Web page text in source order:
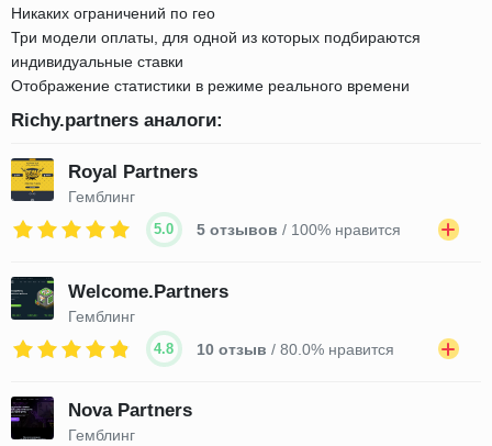
Никаких ограничений по гео
Три модели оплаты, для одной из которых подбираются
индивидуальные ставки
Отображение статистики в режиме реального времени
Richy.partners аналоги:
Royal Partners
Гемблинг
5.0 5 отзывов / 100% нравится
Welcome.Partners
Гемблинг
4.8 10 отзыв / 80.0% нравится
Nova Partners
Гемблинг